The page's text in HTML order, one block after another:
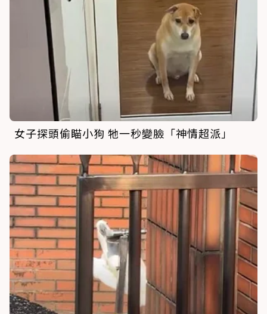
女子探頭偷瞄小狗 牠一秒變臉「神情超派」